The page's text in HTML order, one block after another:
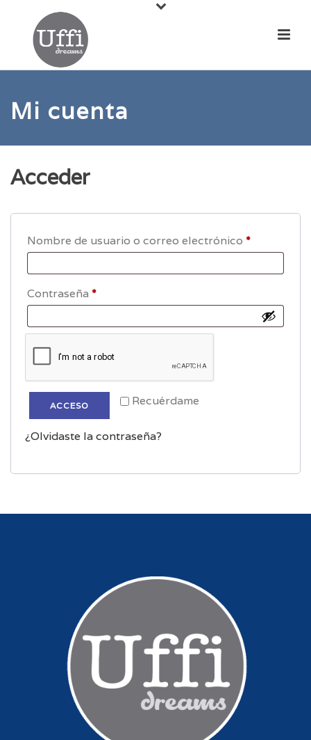
Mi cuenta
Acceder
Nombre de usuario o correo electrónico *Obligatorio
Contraseña *Obligatorio
Recuérdame
ACCESO
¿Olvidaste la contraseña?